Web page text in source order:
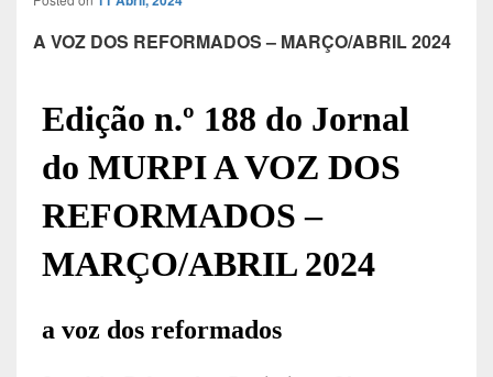
A VOZ DOS REFORMADOS – MARÇO/ABRIL 2024